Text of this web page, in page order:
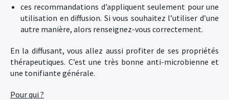
ces recommandations d’appliquent seulement pour une
utilisation en diffusion. Si vous souhaitez l’utiliser d’une
autre manière, alors renseignez-vous correctement.
En la diffusant, vous allez aussi profiter de ses propriétés
thérapeutiques. C’est une très bonne anti-microbienne et
une tonifiante générale.
Pour qui ?